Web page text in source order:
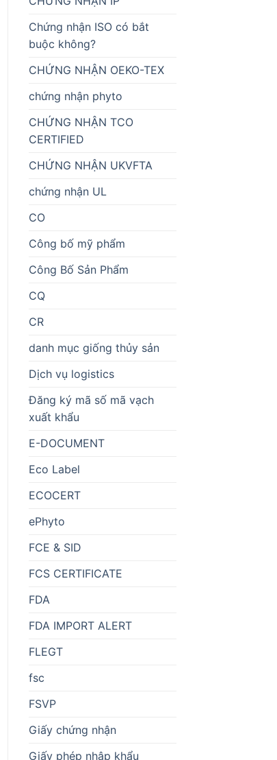
Chứng nhận ISO có bắt
buộc không?
CHỨNG NHẬN OEKO-TEX
chứng nhận phyto
CHỨNG NHẬN TCO
CERTIFIED
CHỨNG NHẬN UKVFTA
chứng nhận UL
CO
Công bố mỹ phẩm
Công Bố Sản Phẩm
CQ
CR
danh mục giống thủy sản
Dịch vụ logistics
Đăng ký mã số mã vạch
xuất khẩu
E-DOCUMENT
Eco Label
ECOCERT
ePhyto
FCE & SID
FCS CERTIFICATE
FDA
FDA IMPORT ALERT
FLEGT
fsc
FSVP
Giấy chứng nhận
Giấy phép nhập khẩu